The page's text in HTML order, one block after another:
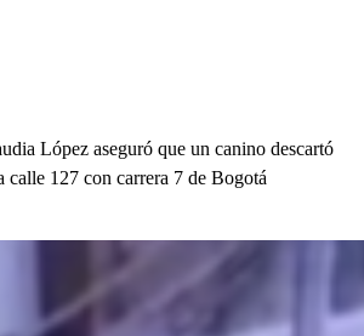
López aseguró que un canino descartó
calle 127 con carrera 7 de Bogotá